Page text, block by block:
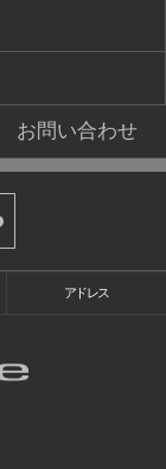
お問い合わせ
アドレス